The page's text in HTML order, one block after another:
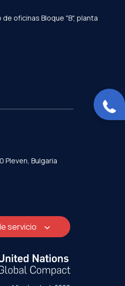
de oficinas Bloque "B", planta
Pleven, Bulgaria
servicio